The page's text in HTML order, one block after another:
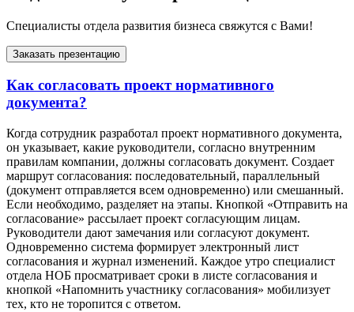
Специалисты отдела развития бизнеса свяжутся с Вами!
Заказать презентацию
Как согласовать проект нормативного
документа?
Когда сотрудник разработал проект нормативного документа,
он указывает, какие руководители, согласно внутренним
правилам компании, должны согласовать документ. Создает
маршрут согласования: последовательный, параллельный
(документ отправляется всем одновременно) или смешанный.
Если необходимо, разделяет на этапы. Кнопкой «Отправить на
согласование» рассылает проект согласующим лицам.
Руководители дают замечания или согласуют документ.
Одновременно система формирует электронный лист
согласования и журнал изменений. Каждое утро специалист
отдела НОБ просматривает сроки в листе согласования и
кнопкой «Напомнить участнику согласования» мобилизует
тех, кто не торопится с ответом.